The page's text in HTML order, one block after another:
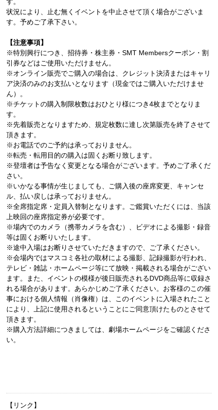
状況により、止む無くイベントを中止させて頂く場合がございま
す。予めご了承下さい。
【注意事項】
※特別興行につき、招待券・株主券・SMT Membersクーポン・割
引券などはご使用いただけません。
※オンライン販売でご購入の場合は、クレジット決済またはキャリ
ア決済のみのお支払いとなります（現金ではご購入いただけませ
ん）。
※チケットの購入制限枚数はおひとり様につき4枚までとなりま
す。
※先着販売となりますため、規定枚数に達し次第販売を終了させて
頂きます。
※お電話でのご予約は承っておりません。
※転売・転用目的の購入は固くお断り致します。
※登壇者は予告なく変更となる場合がございます。予めご了承くだ
さい。
※いかなる事情が生じましても、ご購入後の座席変更、キャンセ
ル、払い戻しは承っておりません。
※全席指定席・定員入替制となります。ご鑑賞いただくには、当該
上映回の座席指定券が必要です。
※場内でのカメラ（携帯カメラを含む）、ビデオによる撮影・録音
等は固くお断りいたします。
※途中入場はお断りさせていただきますので、ご了承ください。
※会場内ではマスコミ各社の取材による撮影、記録撮影が行われ、
テレビ・雑誌・ホームページ等にて放映・掲載される場合がござい
ます。また、イベントの模様が後日販売されるDVD商品等に収録さ
れる場合があります。あらかじめご了承ください。お客様のこの催
事における個人情報（肖像権）は、このイベントに入場されたこと
により、上記に使用されるということにご同意頂けたものとさせて
頂きます。
※購入方法詳細につきましては、劇場ホームページをご確認くださ
い。
【リンク】